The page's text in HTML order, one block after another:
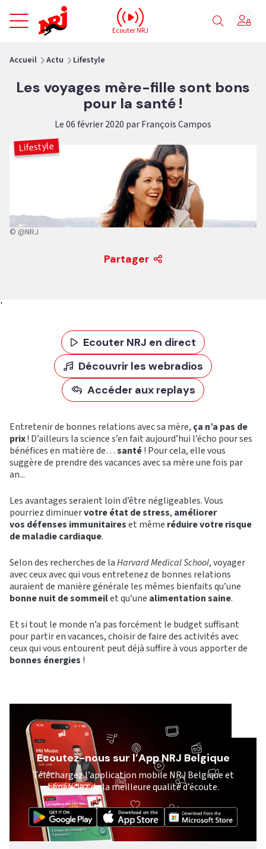
NRJ - Accueil
Ecouter NRJ
Accueil Actu Lifestyle
Les voyages mère-fille sont bons
pour la santé !
Le 06 février 2020 par François Campos
Lifestyle
© @NRJ
Partager
'
Ecouter NRJ en direct
Découvrir les webradios
Accéder aux replays
Entretenir de bonnes relations avec sa mère, ça n’a pas de
prix! D’ailleurs la science s’en fait aujourd’hui l’écho pour ses
bénéfices en matière de…santé! Pour cela, elle vous
suggère de prendre des vacances avec sa mère une fois par
an...
Les avantages seraient loin d’être négligeables. Vous
pourriez diminuervotre état de stress, améliorer
vos défenses immunitaireset même réduire votre risque
de maladie cardiaque.
Selon des recherches de laHarvard Medical School, voyager
avec ceux avec qui vous entretenez de bonnes relations
auraient de manière générale les mêmes bienfaits qu’une
bonne nuit de sommeilet qu’une alimentation saine.
Et si tout le monde n’a pas forcément le budget suffisant
pour partir en vacances, choisir de faire des activités avec
ceux qui vous entourent peut déjà suffire à vous apporter de
bonnes énergies !
Ecoutez-nous sur l’App NRJ Belgique
Téléchargez l’application mobile NRJ Belgique et
bénéficiez de la meilleure qualité d’écoute.